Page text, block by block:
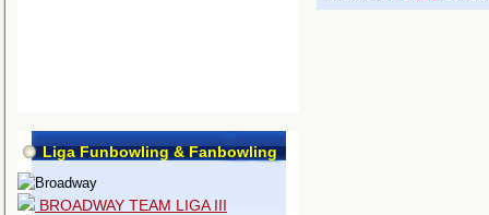
Liga Funbowling & Fanbowling
BROADWAY TEAM LIGA III